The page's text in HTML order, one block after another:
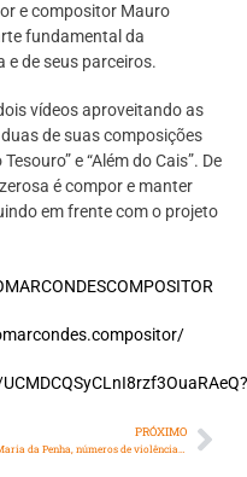
e compositor Mauro
fundamental da
e de seus parceiros.
vídeos aproveitando as
de suas composições
e “Além do Cais”. De
é compor e manter
em frente com o projeto
PRÓXIMO